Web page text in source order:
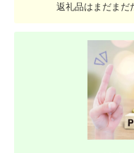
返礼品はまだまだ